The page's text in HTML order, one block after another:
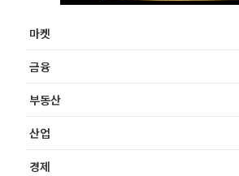
마켓
금융
부동산
산업
경제